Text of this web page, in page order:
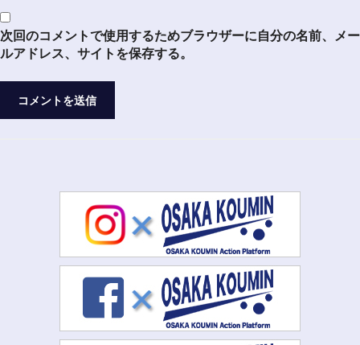
次回のコメントで使用するためブラウザーに自分の名前、メー
ルアドレス、サイトを保存する。